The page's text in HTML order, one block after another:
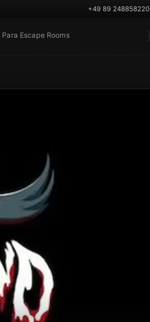
+49 89 248858220
Para Escape Rooms